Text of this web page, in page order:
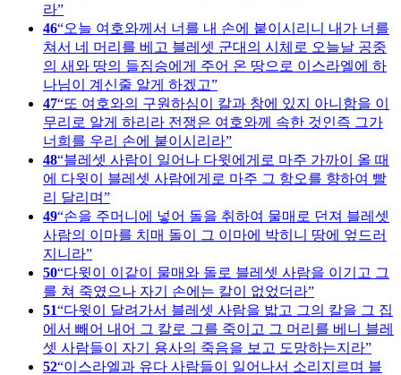
라
46 오늘 여호와께서 너를 내 손에 붙이시리니 내가 너를
쳐서 네 머리를 베고 블레셋 군대의 시체로 오늘날 공중
의 새와 땅의 들짐승에게 주어 온 땅으로 이스라엘에 하
나님이 계신줄 알게 하겠고
47 또 여호와의 구원하심이 칼과 창에 있지 아니함을 이
무리로 알게 하리라 전쟁은 여호와께 속한 것인즉 그가
너희를 우리 손에 붙이시리라
48 블레셋 사람이 일어나 다윗에게로 마주 가까이 올 때
에 다윗이 블레셋 사람에게로 마주 그 항오를 향하여 빨
리 달리며
49 손을 주머니에 넣어 돌을 취하여 물매로 던져 블레셋
사람의 이마를 치매 돌이 그 이마에 박히니 땅에 엎드러
지니라
50 다윗이 이같이 물매와 돌로 블레셋 사람을 이기고 그
를 쳐 죽였으나 자기 손에는 칼이 없었더라
51 다윗이 달려가서 블레셋 사람을 밟고 그의 칼을 그 집
에서 빼어 내어 그 칼로 그를 죽이고 그 머리를 베니 블레
셋 사람들이 자기 용사의 죽음을 보고 도망하는지라
52 이스라엘과 유다 사람들이 일어나서 소리지르며 블